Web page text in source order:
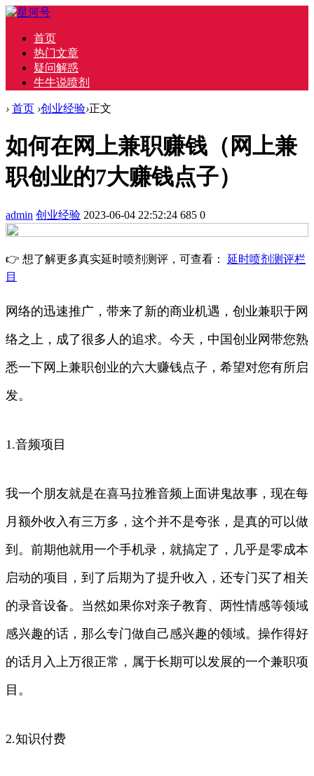
首页
热门文章
疑问解惑
牛牛说喷剂
› 首页 ›创业经验›正文
如何在网上兼职赚钱（网上兼
职创业的7大赚钱点子）
admin 创业经验 2023-06-04 22:52:24 685 0
👉 想了解更多真实延时喷剂测评，可查看： 延时喷剂测评栏
目
网络的迅速推广，带来了新的商业机遇，创业兼职于网
络之上，成了很多人的追求。今天，中国创业网带您熟
悉一下网上兼职创业的六大赚钱点子，希望对您有所启
发。
1.音频项目
我一个朋友就是在喜马拉雅音频上面讲鬼故事，现在每
月额外收入有三万多，这个并不是夸张，是真的可以做
到。前期他就用一个手机录，就搞定了，几乎是零成本
启动的项目，到了后期为了提升收入，还专门买了相关
的录音设备。当然如果你对亲子教育、两性情感等领域
感兴趣的话，那么专门做自己感兴趣的领域。操作得好
的话月入上万很正常，属于长期可以发展的一个兼职项
目。
2.知识付费